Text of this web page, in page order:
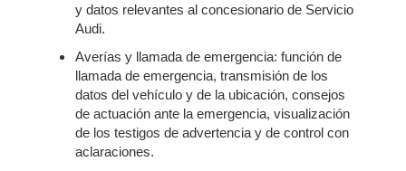
y datos relevantes al concesionario de Servicio
Audi.
Averías y llamada de emergencia: función de
llamada de emergencia, transmisión de los
datos del vehículo y de la ubicación, consejos
de actuación ante la emergencia, visualización
de los testigos de advertencia y de control con
aclaraciones.